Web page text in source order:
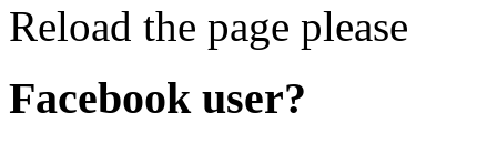
Reload the page please
Facebook user?